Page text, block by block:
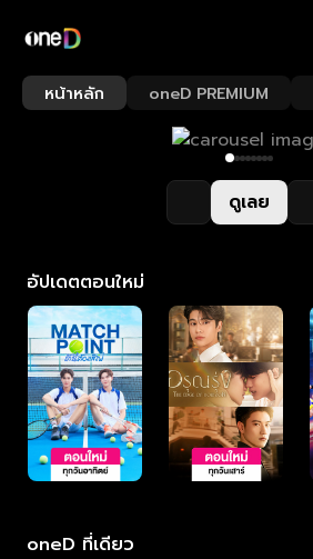
หน้าหลัก oneD PREMIUM
ดูเลย
อัปเดตตอนใหม่
oneD ที่เดียว